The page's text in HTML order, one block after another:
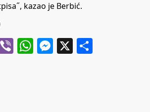
kazao je Berbić.
ViberWhatsApp
Messenger
X